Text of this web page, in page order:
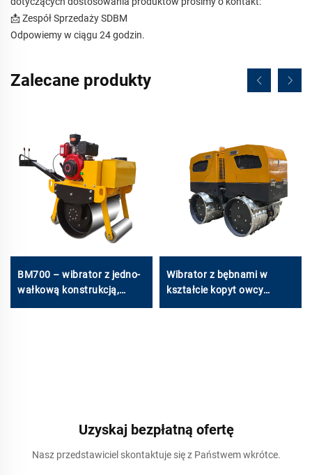
📩 Zespół Sprzedaży SDBM
Odpowiemy w ciągu 24 godzin.
Zalecane produkty
BM700 – wibrator z jedno-
wałkową konstrukcją,
Wibrator z bębnami w
kształcie kopyt owcy
Uzyskaj bezpłatną ofertę
Nasz przedstawiciel skontaktuje się z Państwem wkrótce.